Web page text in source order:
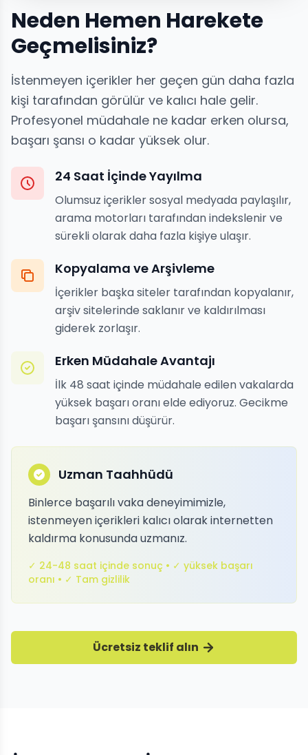
Neden Hemen Harekete
Geçmelisiniz?
İstenmeyen içerikler her geçen gün daha fazla
kişi tarafından görülür ve kalıcı hale gelir.
Profesyonel müdahale ne kadar erken olursa,
başarı şansı o kadar yüksek olur.
24 Saat İçinde Yayılma
Olumsuz içerikler sosyal medyada paylaşılır,
arama motorları tarafından indekslenir ve
sürekli olarak daha fazla kişiye ulaşır.
Kopyalama ve Arşivleme
İçerikler başka siteler tarafından kopyalanır,
arşiv sitelerinde saklanır ve kaldırılması
giderek zorlaşır.
Erken Müdahale Avantajı
İlk 48 saat içinde müdahale edilen vakalarda
yüksek başarı oranı elde ediyoruz. Gecikme
başarı şansını düşürür.
Uzman Taahhüdü
Binlerce başarılı vaka deneyimimizle,
istenmeyen içerikleri kalıcı olarak internetten
kaldırma konusunda uzmanız.
✓ 24-48 saat içinde sonuç • ✓ yüksek başarı
oranı • ✓ Tam gizlilik
Ücretsiz teklif alın